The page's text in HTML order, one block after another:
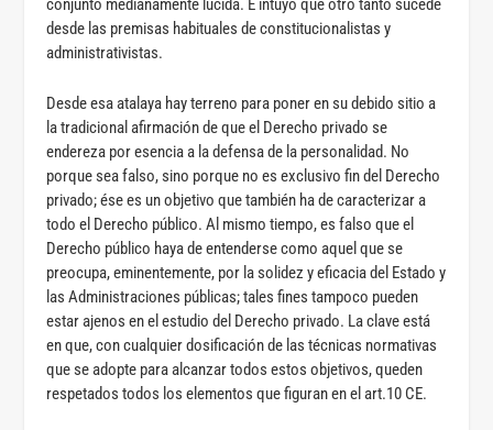
conjunto medianamente lúcida. E intuyo que otro tanto sucede
desde las premisas habituales de constitucionalistas y
administrativistas.
Desde esa atalaya hay terreno para poner en su debido sitio a
la tradicional afirmación de que el Derecho privado se
endereza por esencia a la defensa de la personalidad. No
porque sea falso, sino porque no es exclusivo fin del Derecho
privado; ése es un objetivo que también ha de caracterizar a
todo el Derecho público. Al mismo tiempo, es falso que el
Derecho público haya de entenderse como aquel que se
preocupa, eminentemente, por la solidez y eficacia del Estado y
las Administraciones públicas; tales fines tampoco pueden
estar ajenos en el estudio del Derecho privado. La clave está
en que, con cualquier dosificación de las técnicas normativas
que se adopte para alcanzar todos estos objetivos, queden
respetados todos los elementos que figuran en el art.10 CE.